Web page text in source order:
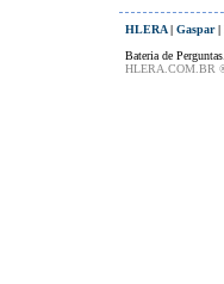
HLERA| Gaspar|
Bateria de Perguntas.
HLERA.COM.BR